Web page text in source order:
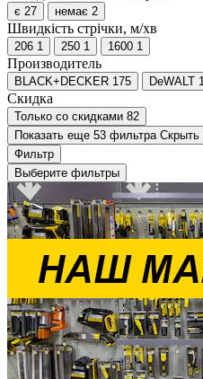
є 27 немає 2
Швидкість стрічки, м/хв
206 1 250 1 1600 1
Производитель
BLACK+DECKER 175 DeWALT 1
Скидка
Только со cкидками 82
Показать еще 53 фильтра Скрыть
Фильтр
Выберите фильтры